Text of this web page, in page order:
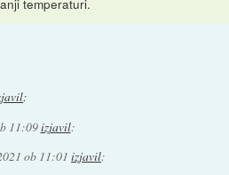
temperaturi.
:
11:09izjavil:
ob 11:01 izjavil: